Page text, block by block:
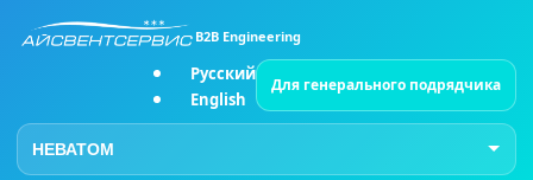
B2B Engineering
Перейти на страницу
Русский
English
Для генерального подрядчика